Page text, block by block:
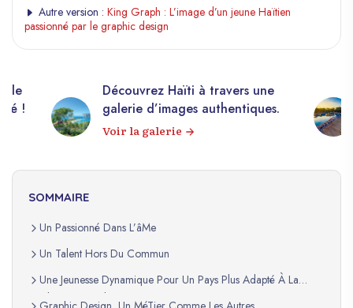
Autre version : King Graph : L’image d’un jeune Haïtien
passionné par le graphic design
!
Découvrez Haïti à travers une
galerie d’images authentiques.
Voir la galerie
SOMMAIRE
Un Passionné Dans L’âMe
Un Talent Hors Du Commun
Une Jeunesse Dynamique Pour Un Pays Plus Adapté À La
RéAlité Du Monde